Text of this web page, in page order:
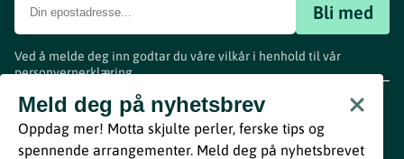
Bli med
Ved å melde deg inn godtar du våre vilkår i henhold til vår
personvernerklæring.
Meld deg på nyhetsbrev
Oppdag mer! Motta skjulte perler, ferske tips og
spennende arrangementer. Meld deg på nyhetsbrevet
www.visitvestfold.com
Turistinformasjon
Vestfold Fylkeskommune